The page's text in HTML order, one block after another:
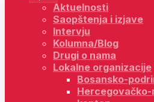
Aktuelnosti
Saopštenja i izjave
Intervju
Kolumna/Blog
Drugi o nama
Lokalne organizacije
Bosansko-